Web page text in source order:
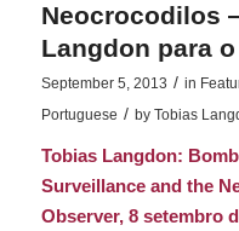
Neocrocodilos
Langdon para
September 5, 2013 / in
Portuguese / by Tobias
Tobias Langdon:
Surveillance and the
Observer, 8 setembro